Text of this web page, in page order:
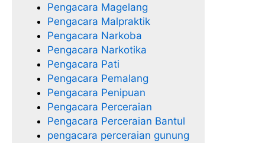
Pengacara Magelang
Pengacara Malpraktik
Pengacara Narkoba
Pengacara Narkotika
Pengacara Pati
Pengacara Pemalang
Pengacara Penipuan
Pengacara Perceraian
Pengacara Perceraian Bantul
pengacara perceraian gunung